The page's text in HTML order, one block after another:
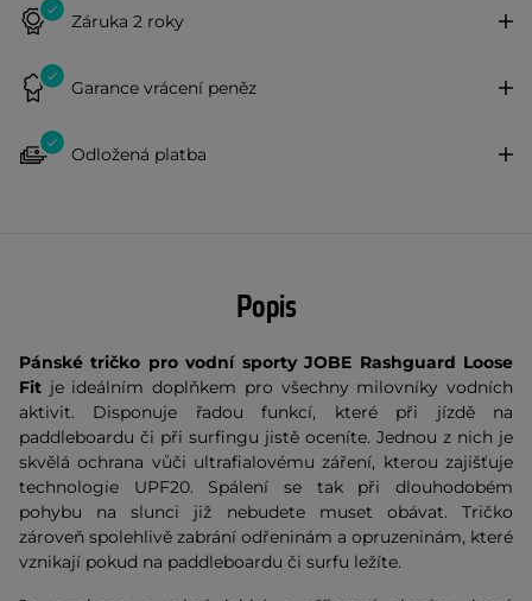
Záruka 2 roky
Garance vrácení peněz
Odložená platba
Popis
Pánské tričko pro vodní sporty JOBE Rashguard Loose
Fit je ideálním doplňkem pro všechny milovníky vodních
aktivit. Disponuje řadou funkcí, které při jízdě na
paddleboardu či při surfingu jistě oceníte. Jednou z nich je
skvělá ochrana vůči ultrafialovému záření, kterou zajišťuje
technologie UPF20. Spálení se tak při dlouhodobém
pohybu na slunci již nebudete muset obávat. Tričko
zároveň spolehlivě zabrání odřeninám a opruzeninám, které
vznikají pokud na paddleboardu či surfu ležíte.